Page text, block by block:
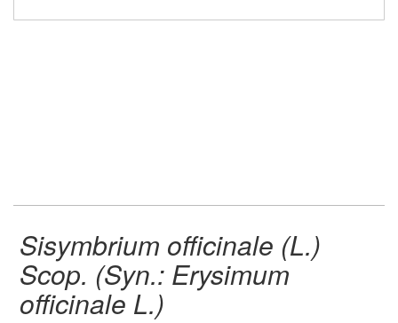
Sisymbrium officinale (L.)
Scop. (Syn.: Erysimum
officinale L.)